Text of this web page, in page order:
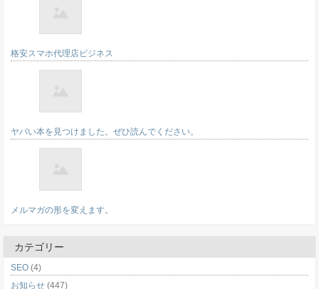
格安スマホ代理店ビジネス
ヤバい本を見つけました。ぜひ読んでください。
メルマガの形を変えます。
カテゴリー
SEO (4)
お知らせ (447)